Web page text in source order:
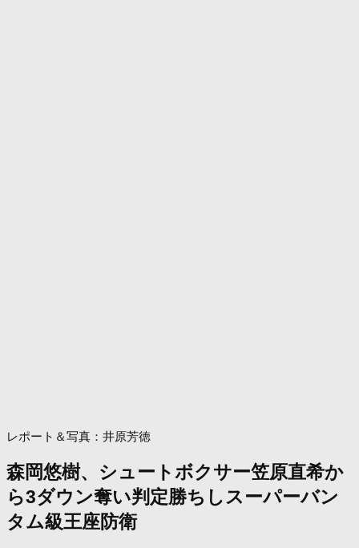
レポート＆写真：井原芳徳
森岡悠樹、シュートボクサー笠原直希か
ら3ダウン奪い判定勝ちしスーパーバン
タム級王座防衛